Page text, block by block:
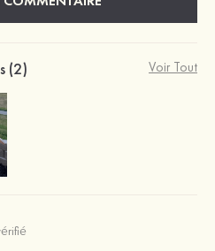
(2) Voir Tout